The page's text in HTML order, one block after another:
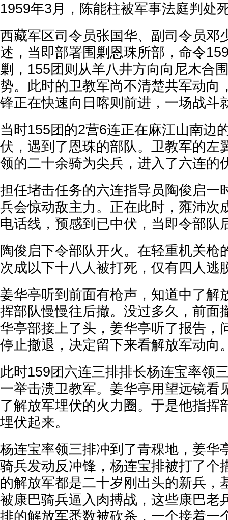
1959年3月，陈能柱被军事法庭判处
西藏军区司令员张国华、副司令员邓
述，当即部署围剿恩珠所部，命令
剿，155团则从羊八井方向向尼木合
势。此时的卫教军尚不清楚共军动向
锋正在快速向日喀则前进，一场战斗
当时155团的2营6连正在麻江山南边
伏，遇到了恩珠的部队。卫教军的左
领的二十余骑为尖兵，进入了六连的
担任堵击任务的六连指导员陶俊启一
兵会惊动敌主力。正在此时，雍沛次
电话线，预感到已中伏，当即令部队
陶俊启下令部队开火。在轻重机关枪
次成以下十八人被打死，仅有四人逃
姜华亭听到前面有枪声，知道中了解
挥部队慢慢往后撤。没过多久，前面
华亭部接上了头，姜华亭听了报告，
停止撤退，决定留下来看解放军动向
此时159团六连三排排长杨连宝率领
一举击溃卫教军。姜华亭用望远镜看
了解放军埋伏的火力圈。于是他指挥
埋伏起来。
杨连宝率领三排冲到了青稞地，姜华
骑兵发动反冲锋，杨连宝排被打了个
的解放军都是二十岁刚出头的新兵，
被康巴骑兵逼入肉搏战，这些康巴老
排的解放军悉数被砍杀，一个接着一